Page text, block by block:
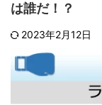
は誰だ！？
2023年2月12日